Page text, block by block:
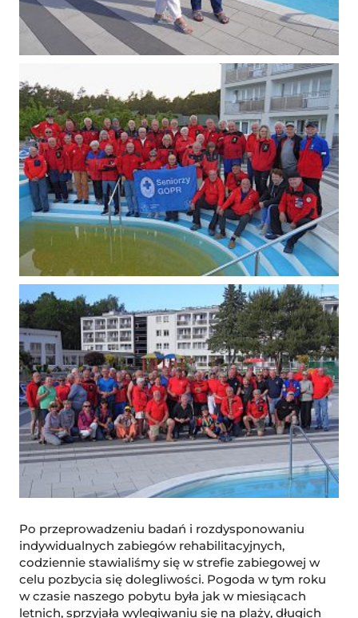
Po przeprowadzeniu badań i rozdysponowaniu
indywidualnych zabiegów rehabilitacyjnych,
codziennie stawialiśmy się w strefie zabiegowej w
celu pozbycia się dolegliwości. Pogoda w tym roku
w czasie naszego pobytu była jak w miesiącach
letnich, sprzyjała wylegiwaniu się na plaży, długich